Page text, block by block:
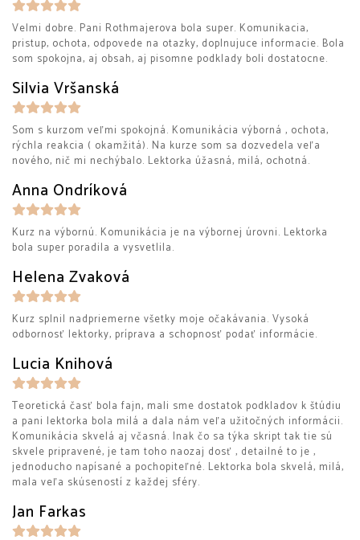
Velmi dobre. Pani Rothmajerova bola super. Komunikacia,
pristup, ochota, odpovede na otazky, doplnujuce informacie. Bola
som spokojna, aj obsah, aj pisomne podklady boli dostatocne.
Silvia Vršanská
Som s kurzom veľmi spokojná. Komunikácia výborná , ochota,
rýchla reakcia ( okamžitá). Na kurze som sa dozvedela veľa
nového, nič mi nechýbalo. Lektorka úžasná, milá, ochotná.
Anna Ondríková
Kurz na výbornú. Komunikácia je na výbornej úrovni. Lektorka
bola super poradila a vysvetlila.
Helena Zvaková
Kurz splnil nadpriemerne všetky moje očakávania. Vysoká
odbornosť lektorky, príprava a schopnosť podať informácie.
Lucia Knihová
Teoretická časť bola fajn, mali sme dostatok podkladov k štúdiu
a pani lektorka bola milá a dala nám veľa užitočných informácii.
Komunikácia skvelá aj včasná. Inak čo sa týka skript tak tie sú
skvele pripravené, je tam toho naozaj dosť , detailné to je ,
jednoducho napísané a pochopiteľné. Lektorka bola skvelá, milá,
mala veľa skúseností z každej sféry.
Jan Farkas